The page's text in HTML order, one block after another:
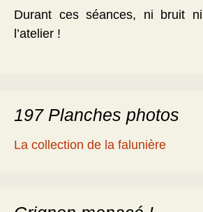
Durant ces séances, ni bruit
l’atelier !
197 Planches photos
La collection de la falunière